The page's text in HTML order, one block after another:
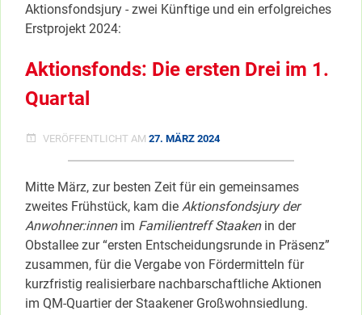
&
Aktionsfondsjury - zwei Künftige und ein erfolgreiches
Erstprojekt 2024:
Aktionsfonds: Die ersten Drei im 1.
Quartal
VERÖFFENTLICHT AM 27. MÄRZ 2024
Mitte März, zur besten Zeit für ein gemeinsames
zweites Frühstück, kam die Aktionsfondsjury der
Anwohner:innenim Familientreff Staakenin der
Obstallee zur “ersten Entscheidungsrunde in Präsenz”
zusammen, für die Vergabe von Fördermitteln für
kurzfristig realisierbare nachbarschaftliche Aktionen
im QM-Quartier der Staakener Großwohnsiedlung.